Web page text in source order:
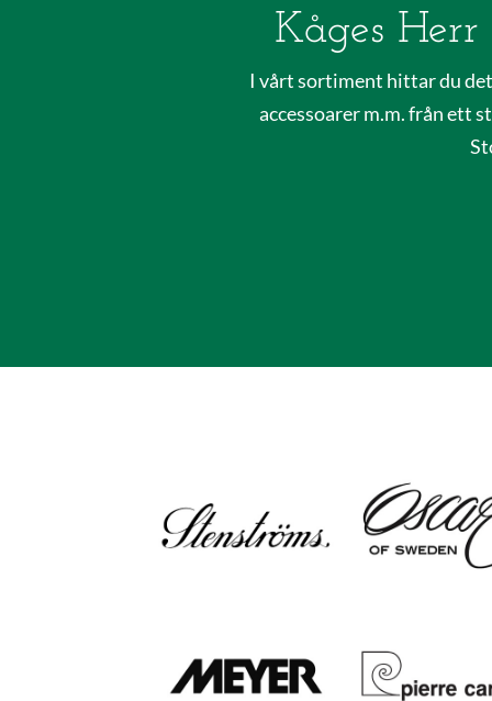
Kåges
I vårt sortiment hittar du
accessoarer m.m. från ett